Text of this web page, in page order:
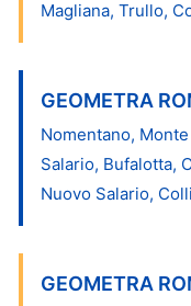
Magliana, Trullo,
GEOMETRA
Nomentano,
Salario, Bufalotta,
Nuovo Salario,
GEOMETRA